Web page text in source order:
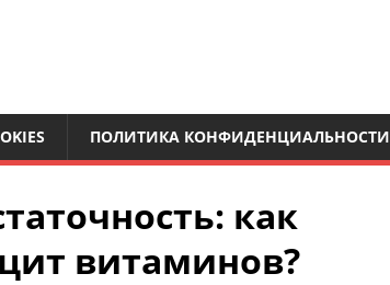
ПОЛИТИКА КОНФИДЕНЦИАЛЬНОСТИ
как
витаминов?